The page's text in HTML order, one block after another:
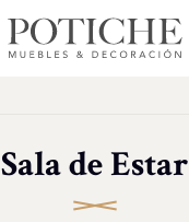
Sala de Estar